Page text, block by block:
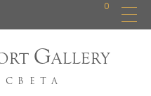
0
GALLERY
СВЕТА